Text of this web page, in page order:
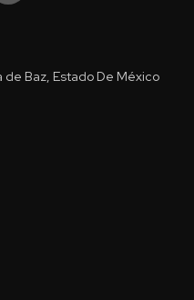
Baz, Estado De México